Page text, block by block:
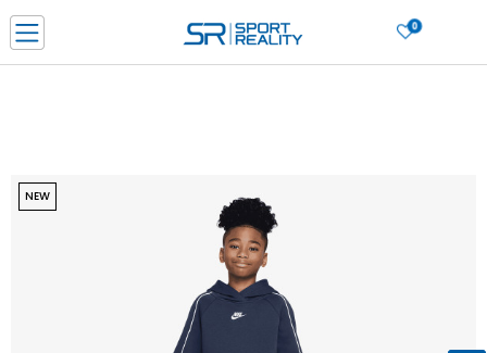
0
& COLLECT Платете со картичка online и подигнете во продавницата по ваш
ДОЗНАЈ ПОВЕЌЕ
Ценовник
ДОЗНАЈ ПОВЕЌЕ
NEW